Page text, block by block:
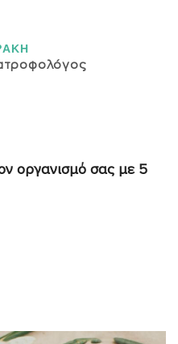
οργανισμό σας με 5